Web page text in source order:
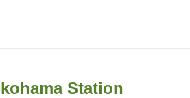
Station